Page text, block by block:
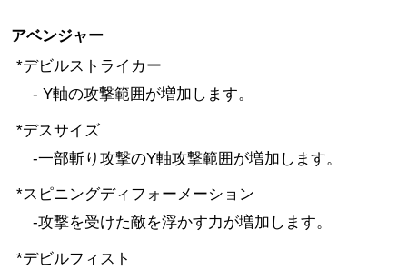
アベンジャー
*デビルストライカー
- Y軸の攻撃範囲が増加します。
*デスサイズ
-一部斬り攻撃のY軸攻撃範囲が増加します。
*スピニングディフォーメーション
-攻撃を受けた敵を浮かす力が増加します。
*デビルフィスト